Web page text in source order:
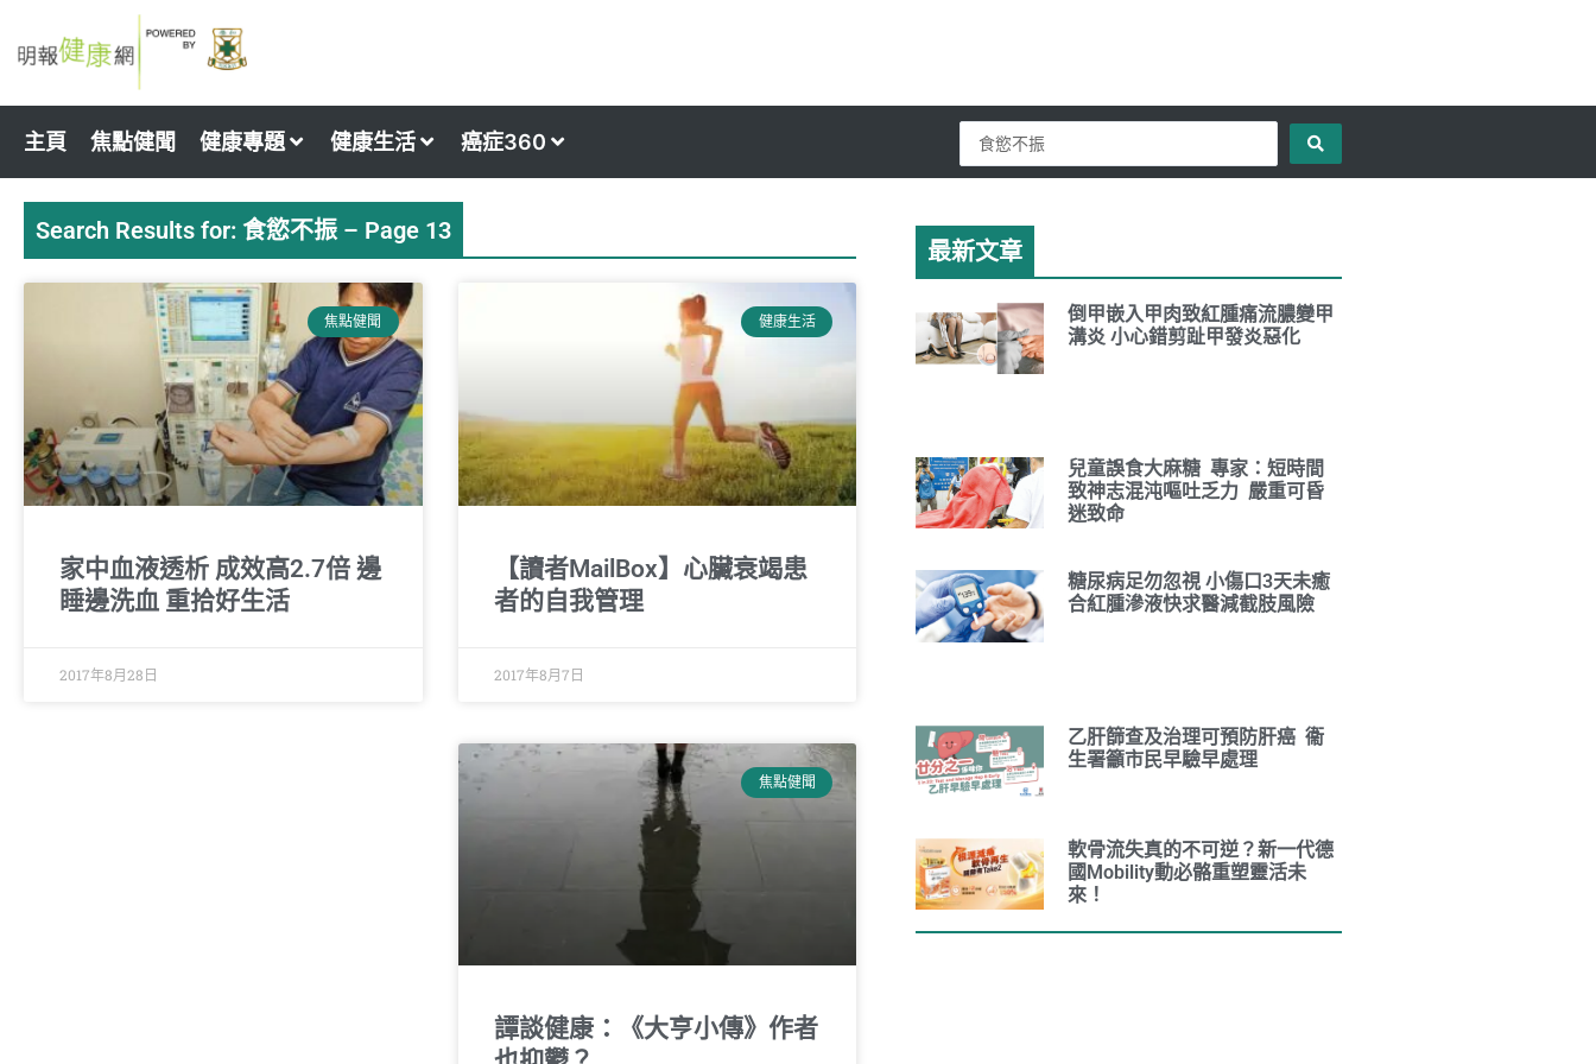
to
主頁 焦點健聞 健康專題 健康生活 癌症360
Search
...
Search Results for: 食慾不振 – Page 13
焦點健聞
家中血液透析 成效高2.7倍 邊
睡邊洗血 重拾好生活
2017年8月28日
健康生活
【讀者MailBox】心臟衰竭患
者的自我管理
2017年8月7日
焦點健聞
譚談健康：《大亨小傳》作者
Page
最新文章
倒甲嵌入甲肉致紅腫痛流膿變甲
溝炎 小心錯剪趾甲發炎惡化
兒童誤食大麻糖 專家：短時間
致神志混沌嘔吐乏力 嚴重可昏
迷致命
糖尿病足勿忽視 小傷口3天未癒
合紅腫滲液快求醫減截肢風險
乙肝篩查及治理可預防肝癌 衞
生署籲市民早驗早處理
軟骨流失真的不可逆？新一代德
國Mobility動必骼重塑靈活未
來！